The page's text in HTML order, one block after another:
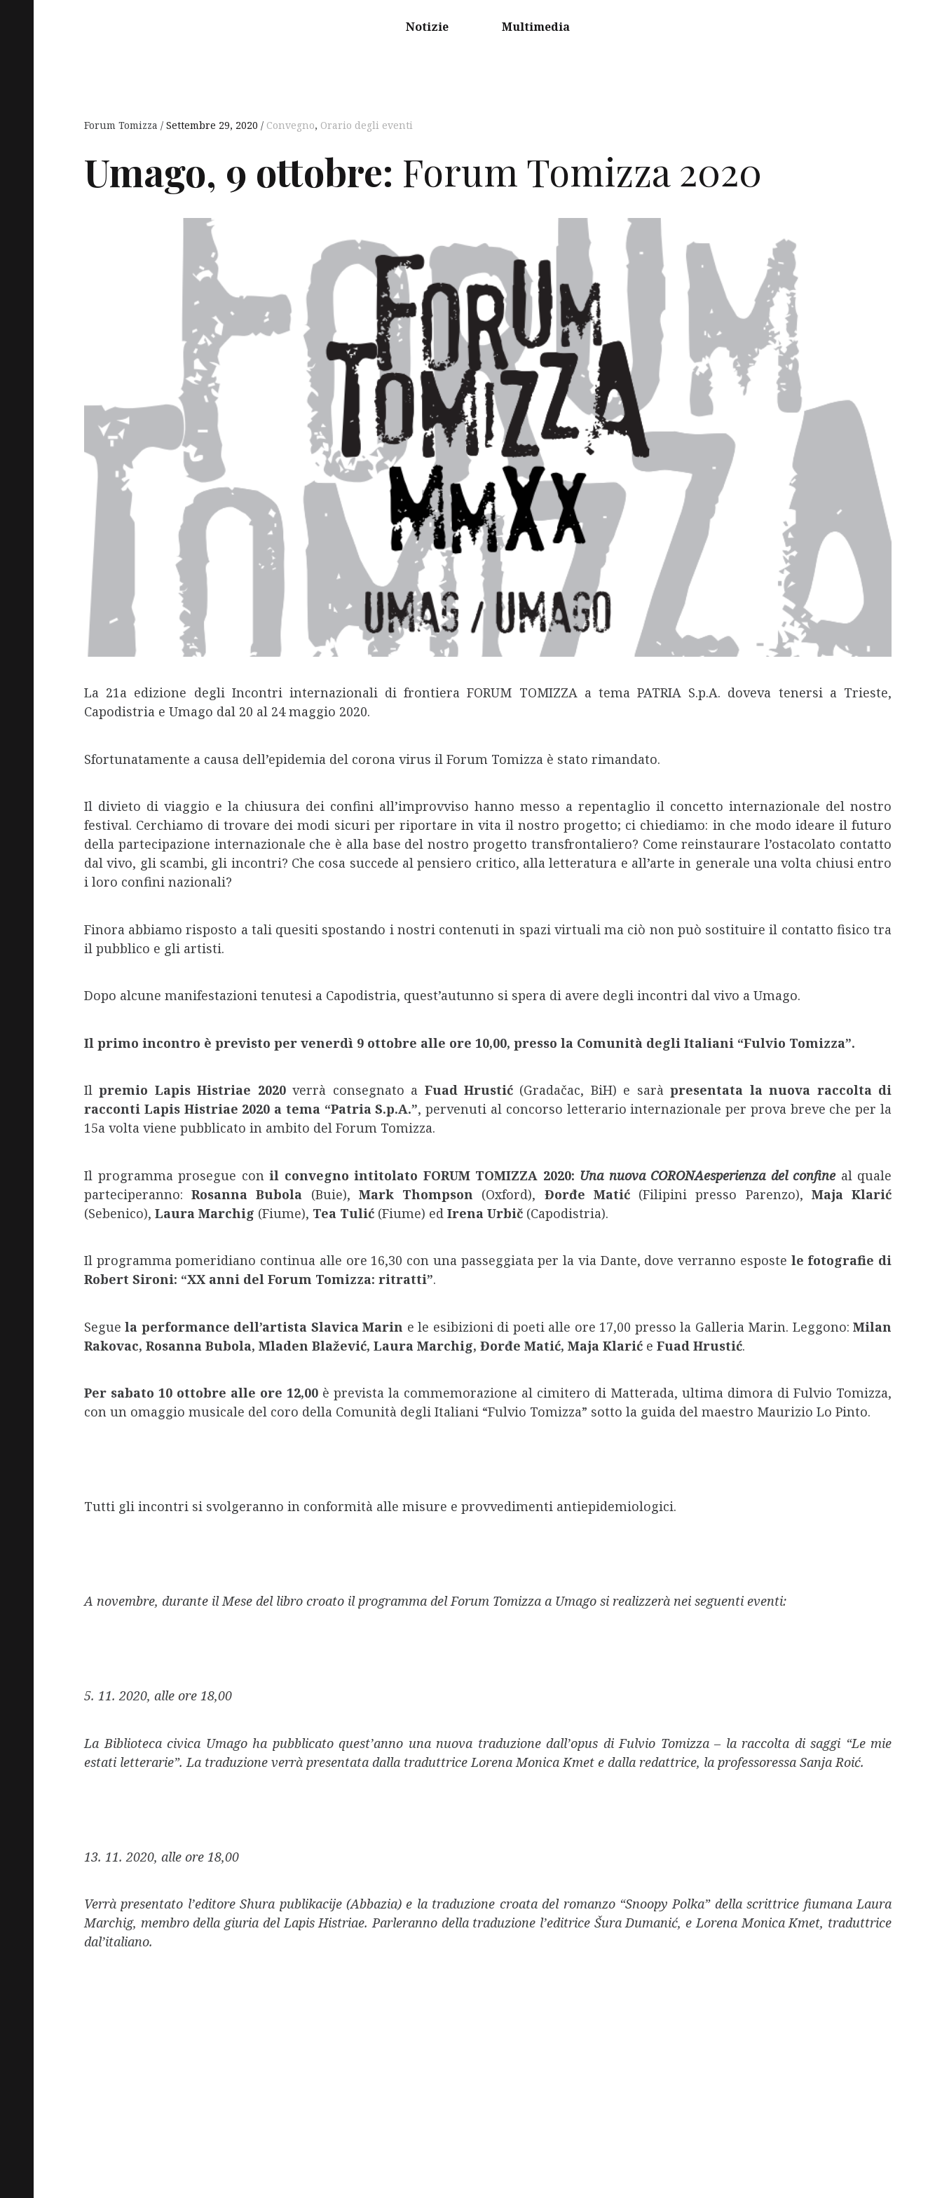
Notizie Multimedia
Forum Tomizza Settembre 29, 2020 Convegno, Orario degli eventi
Umago, 9 ottobre: Forum Tomizza 2020
La 21a edizione degli Incontri internazionali di frontiera FORUM TOMIZZA a tema PATRIA S.p.A. doveva tenersi a Trieste,
Capodistria e Umago dal 20 al 24 maggio 2020.
Sfortunatamente a causa dell’epidemia del corona virus il Forum Tomizza è stato rimandato.
Il divieto di viaggio e la chiusura dei confini all’improvviso hanno messo a repentaglio il concetto internazionale del nostro
festival. Cerchiamo di trovare dei modi sicuri per riportare in vita il nostro progetto; ci chiediamo: in che modo ideare il futuro
della partecipazione internazionale che è alla base del nostro progetto transfrontaliero? Come reinstaurare l’ostacolato contatto
dal vivo, gli scambi, gli incontri? Che cosa succede al pensiero critico, alla letteratura e all’arte in generale una volta chiusi entro
i loro confini nazionali?
Finora abbiamo risposto a tali quesiti spostando i nostri contenuti in spazi virtuali ma ciò non può sostituire il contatto fisico tra
il pubblico e gli artisti.
Dopo alcune manifestazioni tenutesi a Capodistria, quest’autunno si spera di avere degli incontri dal vivo a Umago.
Il primo incontro è previsto per venerdì 9 ottobre alle ore 10,00, presso la Comunità degli Italiani “Fulvio Tomizza”.
Ilpremio Lapis Histriae 2020verrà consegnato a Fuad Hrustić (Gradačac, BiH) e saràpresentata la nuova raccolta di
racconti Lapis Histriae 2020 a tema “Patria S.p.A.”, pervenuti al concorso letterario internazionale per prova breve che per la
15a volta viene pubblicato in ambito del Forum Tomizza.
Il programma prosegue con il convegno intitolato FORUM TOMIZZA 2020: Una nuova CORONAesperienza del confineal quale
parteciperanno:Rosanna Bubola (Buie), Mark Thompson (Oxford), Đorđe Matić(Filipini presso Parenzo), Maja Klarić
(Sebenico), Laura Marchig (Fiume), Tea Tulić (Fiume) ed Irena Urbič (Capodistria).
Il programma pomeridiano continua alle ore 16,30 con una passeggiata per la via Dante, dove verranno esposte le fotografie di
Robert Sironi: “XX anni del Forum Tomizza: ritratti”.
Seguela performance dell’artista Slavica Marin e le esibizioni di poeti alle ore 17,00 presso la Galleria Marin. Leggono:Milan
Rakovac, Rosanna Bubola, Mladen Blažević, Laura Marchig, Đorđe Matić, Maja Klarić e Fuad Hrustić.
Per sabato 10 ottobre alle ore 12,00 è prevista la commemorazione al cimitero di Matterada, ultima dimora di Fulvio Tomizza,
con un omaggio musicale del coro della Comunità degli Italiani “Fulvio Tomizza” sotto la guida del maestro Maurizio Lo Pinto.
Tutti gli incontri si svolgeranno in conformità alle misure e provvedimenti antiepidemiologici.
A novembre, durante il Mese del libro croato il programma del Forum Tomizza a Umago si realizzerà nei seguenti eventi:
5. 11. 2020, alle ore 18,00
La Biblioteca civica Umago ha pubblicato quest’anno una nuova traduzione dall’opus di Fulvio Tomizza– la raccolta di saggi “Le mie
estati letterarie”.La traduzione verrà presentata dalla traduttrice LorenaMonica Kmet e dalla redattrice, la professoressa SanjaRoić.
13. 11. 2020, alle ore 18,00
Verrà presentato l’editore Shura publikacije (Abbazia) e la traduzione croata del romanzo “Snoopy Polka” della scrittrice fiumana Laura
Marchig, membro della giuria del Lapis Histriae. Parleranno della traduzione l’editrice Šura Dumanić, e Lorena Monica Kmet, traduttrice
dal’italiano.